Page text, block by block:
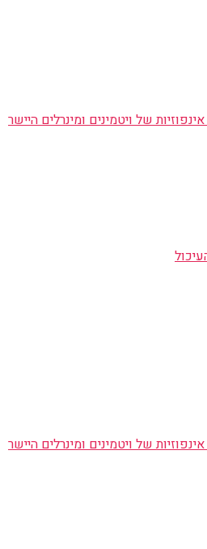
של ויטמינים ומינרלים היישר
של ויטמינים ומינרלים היישר